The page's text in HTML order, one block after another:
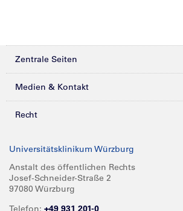
Zentrale Seiten
Kliniken & Zentren
Forschung
Karriere
Medien & Kontakt
Presse
Glossar
Spenden
Recht
Compliance
Impressum
Barrierefreiheit
Universitätsklinikum Würzburg
Anstalt des öffentlichen Rechts
Josef-Schneider-Straße 2
97080 Würzburg
Telefon: +49 931 201-0